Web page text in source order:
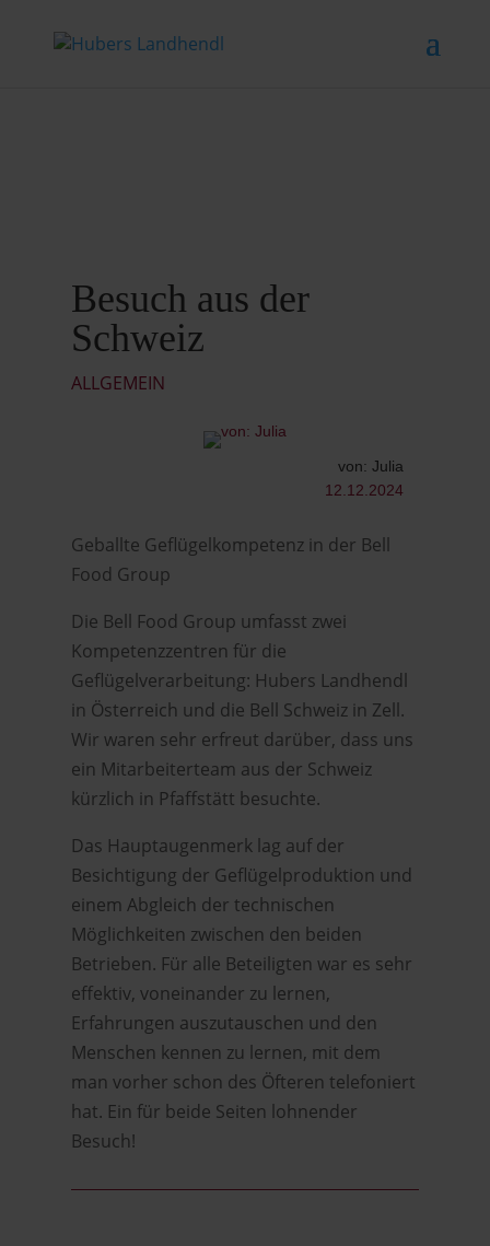
Besuch aus der
Schweiz
ALLGEMEIN
von: Julia
12.12.2024
Geballte Geflügelkompetenz in der Bell
Food Group
Die Bell Food Group umfasst zwei
Kompetenzzentren für die
Geflügelverarbeitung: Hubers Landhendl
in Österreich und die Bell Schweiz in Zell.
Wir waren sehr erfreut darüber, dass uns
ein Mitarbeiterteam aus der Schweiz
kürzlich in Pfaffstätt besuchte.
Das Hauptaugenmerk lag auf der
Besichtigung der Geflügelproduktion und
einem Abgleich der technischen
Möglichkeiten zwischen den beiden
Betrieben. Für alle Beteiligten war es sehr
effektiv, voneinander zu lernen,
Erfahrungen auszutauschen und den
Menschen kennen zu lernen, mit dem
man vorher schon des Öfteren telefoniert
hat. Ein für beide Seiten lohnender
Besuch!